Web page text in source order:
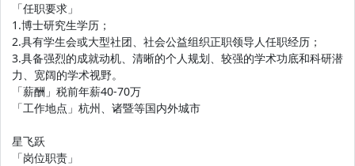
「任职要求」
1.博士研究生学历；
2.具有学生会或大型社团、社会公益组织正职领导人任职经历；
3.具备强烈的成就动机、清晰的个人规划、较强的学术功底和科研潜
力、宽阔的学术视野。
「薪酬」税前年薪40-70万
「工作地点」杭州、诸暨等国内外城市
星飞跃
「岗位职责」